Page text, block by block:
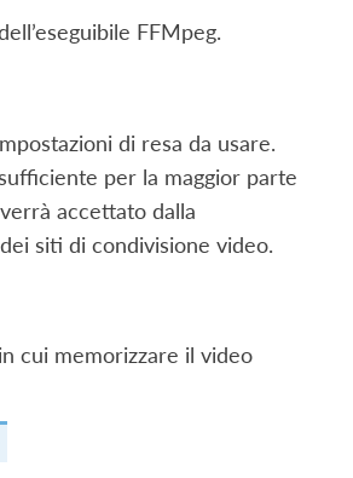
FFMpeg.
di resa da usare.
per la maggior parte
accettato dalla
siti di condivisione video.
cui memorizzare il video